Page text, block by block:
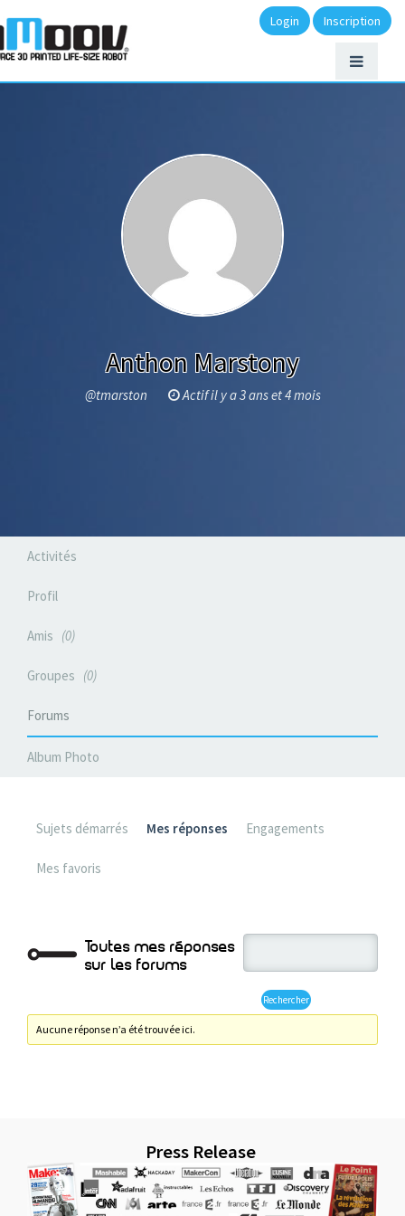
Login Inscription
Anthon Marstony
@tmarston Actif il y a 3 ans et 4 mois
Activités
Profil
Amis 0
Groupes 0
Forums
Album Photo
Sujets démarrés Mes réponses Engagements
Mes favoris
Toutes mes réponses
sur les forums
Aucune réponse n’a été trouvée ici.
Press Release